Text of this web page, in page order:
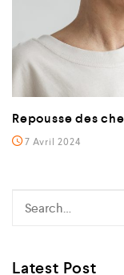
Repousse des
7 Avril 2024
Latest Post